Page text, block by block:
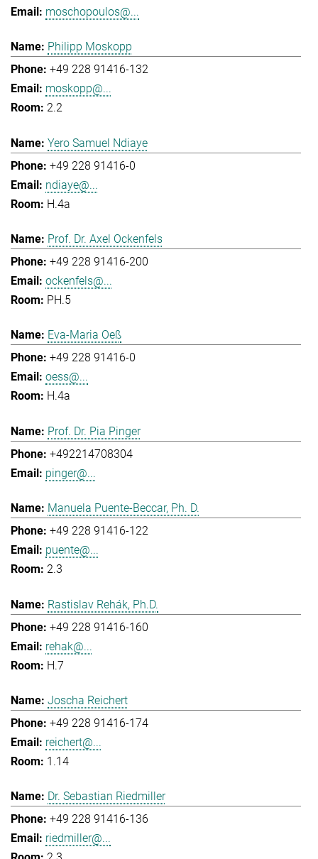
moschopoulos@...
Philipp Moskopp
+49 228 91416-132
moskopp@...
2.2
Yero Samuel Ndiaye
+49 228 91416-0
ndiaye@...
H.4a
Prof. Dr. Axel Ockenfels
+49 228 91416-200
ockenfels@...
PH.5
Eva-Maria Oeß
+49 228 91416-0
oess@...
H.4a
Prof. Dr. Pia Pinger
+492214708304
pinger@...
Manuela Puente-Beccar, Ph. D.
+49 228 91416-122
puente@...
2.3
Rastislav Rehák, Ph.D.
+49 228 91416-160
rehak@...
H.7
Joscha Reichert
+49 228 91416-174
reichert@...
1.14
Dr. Sebastian Riedmiller
+49 228 91416-136
riedmiller@...